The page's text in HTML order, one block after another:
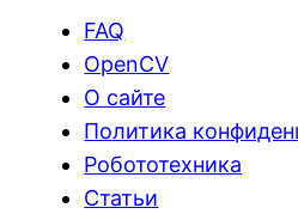
FAQ
OpenCV
О сайте
Политика
Робототехника
Статьи